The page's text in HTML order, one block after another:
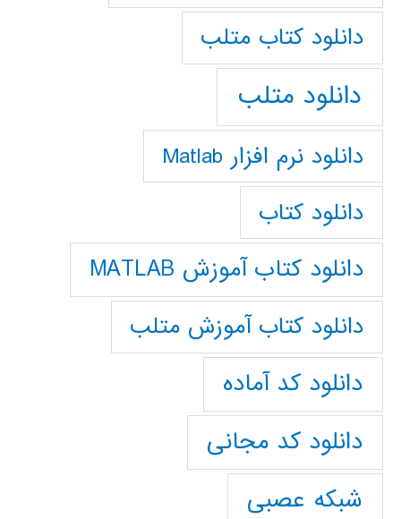
دانلود كتاب متلب
دانلود متلب
دانلود نرم افزار Matlab
دانلود کتاب
دانلود کتاب آموزش MATLAB
دانلود کتاب آموزش متلب
دانلود کد آماده
دانلود کد مجانی
شبکه عصبی